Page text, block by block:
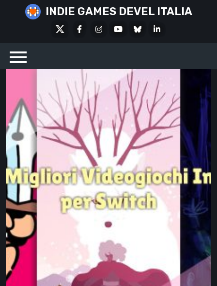
INDIE GAMES DEVEL ITALIA
FacebookInstagramYoutubeBlueskyLinkedIn